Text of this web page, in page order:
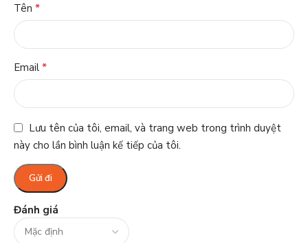
Đánh giá
Tên *
Email *
Lưu tên của tôi, email, và trang web trong trình duyệt
này cho lần bình luận kế tiếp của tôi.